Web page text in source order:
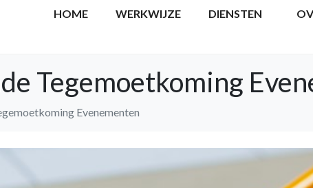
HOME WERKWIJZE DIENSTEN
Tegemoetkoming
Evenementen